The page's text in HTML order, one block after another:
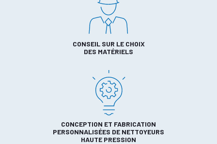
CONSEIL SUR LE CHOIX
DES MATÉRIELS
CONCEPTION ET FABRICATION
PERSONNALISÉES DE NETTOYEURS
HAUTE PRESSION